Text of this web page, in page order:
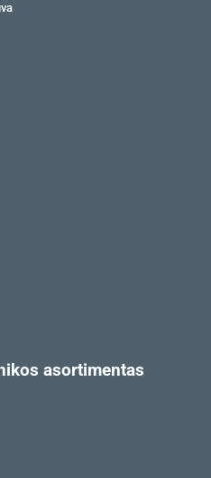
asortimentas